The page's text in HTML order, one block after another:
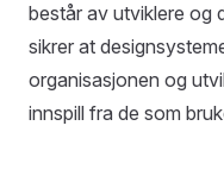
består av utviklere og
sikrer at
organisasjonen og
innspill fra de som